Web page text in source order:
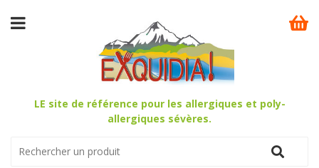
LE site de référence pour les allergiques et poly-
allergiques sévères.